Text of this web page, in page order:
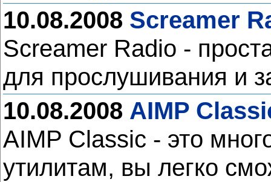
10.08.2008 Screamer
Screamer Radio -
для прослушивания и
10.08.2008 AIMP
AIMP Classic - это
утилитам, вы легко